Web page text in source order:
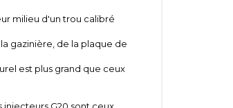
milieu d'un trou calibré
gazinière, de la plaque de
est plus grand que ceux